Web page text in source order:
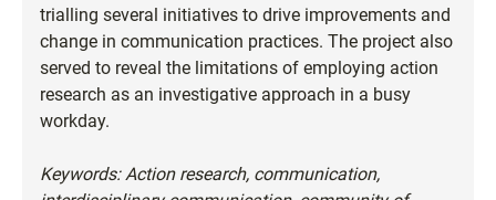
trialling several initiatives to drive improvements and
change in communication practices. The project also
served to reveal the limitations of employing action
research as an investigative approach in a busy
workday.
Keywords: Action research, communication,